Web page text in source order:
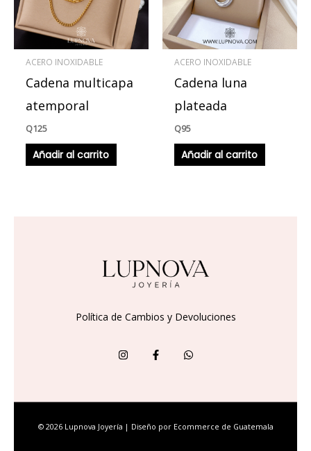
ACERO INOXIDABLE
Cadena multicapa
atemporal
Q125
Añadir al carrito
ACERO INOXIDABLE
Cadena luna
plateada
Q95
Añadir al carrito
Política de Cambios y Devoluciones
© 2026 Lupnova Joyería | Diseño por Ecommerce de Guatemala